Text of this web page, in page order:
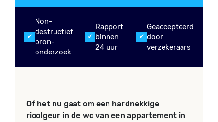
Non-
destructief
bron-
onderzoek
Rapport
binnen
24 uur
Geaccepteerd
door
verzekeraars
Of het nu gaat om een hardnekkige
rioolgeur in de wc van een appartement in